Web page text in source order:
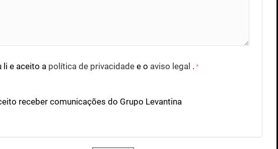
li e aceito a política de privacidade e o aviso legal . *
receber comunicações do Grupo Levantina